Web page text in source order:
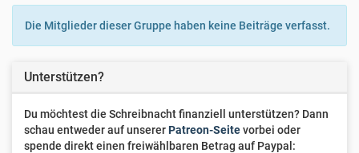
bibliophile
kira-may
Die Mitglieder dieser Gruppe haben keine Beiträge verfasst.
Unterstützen?
Du möchtest die Schreibnacht finanziell unterstützen? Dann
schau entweder auf unsererPatreon-Seitevorbei oder
spende direkt einen freiwählbaren Betrag auf Paypal: